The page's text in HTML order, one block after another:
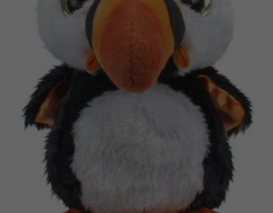
Bøger
Applikationer
Arkiverede produkter
Suomi
Nederlands
Français
Polski